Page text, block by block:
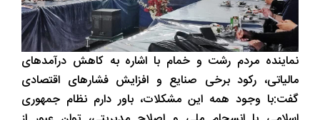
نماینده مردم رشت و خمام با اشاره به کاهش درآمدهای
مالیاتی، رکود برخی صنایع و افزایش فشارهای اقتصادی
گفت:با وجود همه این مشکلات، باور دارم نظام جمهوری